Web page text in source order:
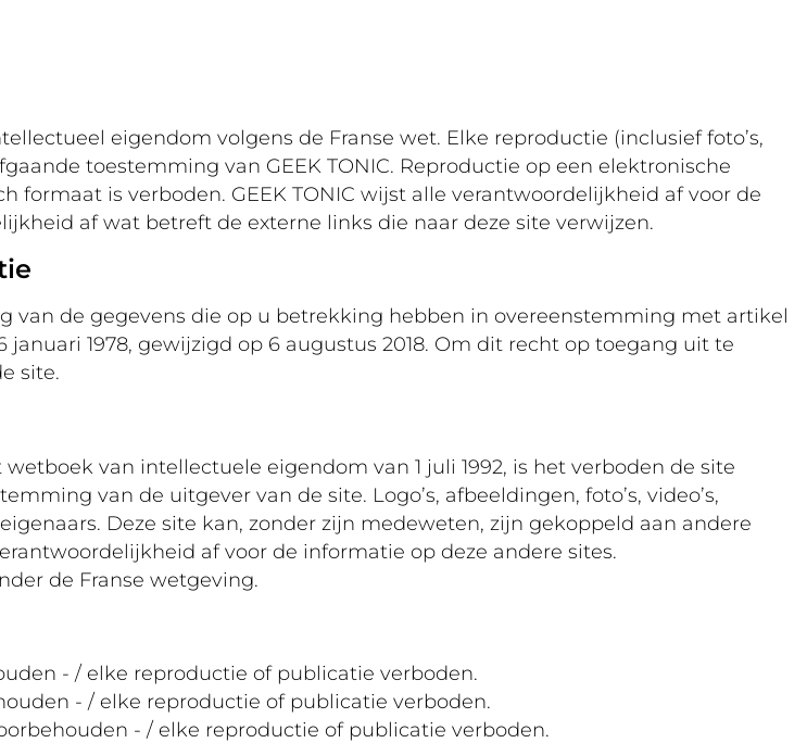
eigendom volgens de Franse wet. Elke reproductie (inclusief foto’s,
toestemming van GEEK TONIC. Reproductie op een elektronische
formaat is verboden. GEEK TONIC wijst alle verantwoordelijkheid af voor de
af wat betreft de externe links die naar deze site verwijzen.
van de gegevens die op u betrekking hebben in overeenstemming met artikel
januari 1978, gewijzigd op 6 augustus 2018. Om dit recht op toegang uit te
site.
wetboek van intellectuele eigendom van 1 juli 1992, is het verboden de site
van de uitgever van de site. Logo’s, afbeeldingen, foto’s, video’s,
Deze site kan, zonder zijn medeweten, zijn gekoppeld aan andere
af voor de informatie op deze andere sites.
de Franse wetgeving.
- / elke reproductie of publicatie verboden.
- / elke reproductie of publicatie verboden.
- / elke reproductie of publicatie verboden.